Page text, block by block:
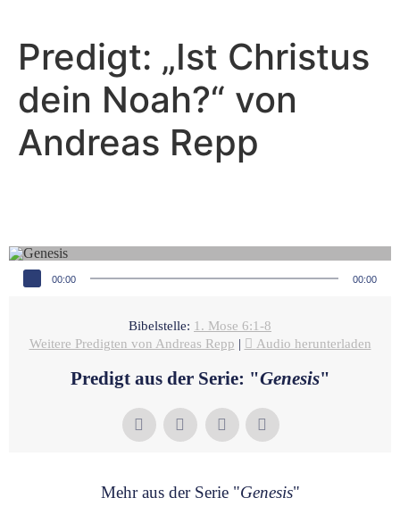
Predigt: „Ist Christus
dein Noah?“ von
Andreas Repp
Audio-Player
00:00 00:00
Bibelstelle: 1. Mose 6:1-8
Weitere Predigten von Andreas Repp | Audio herunterladen
Predigt aus der Serie: "Genesis"
Mehr aus der Serie "Genesis"